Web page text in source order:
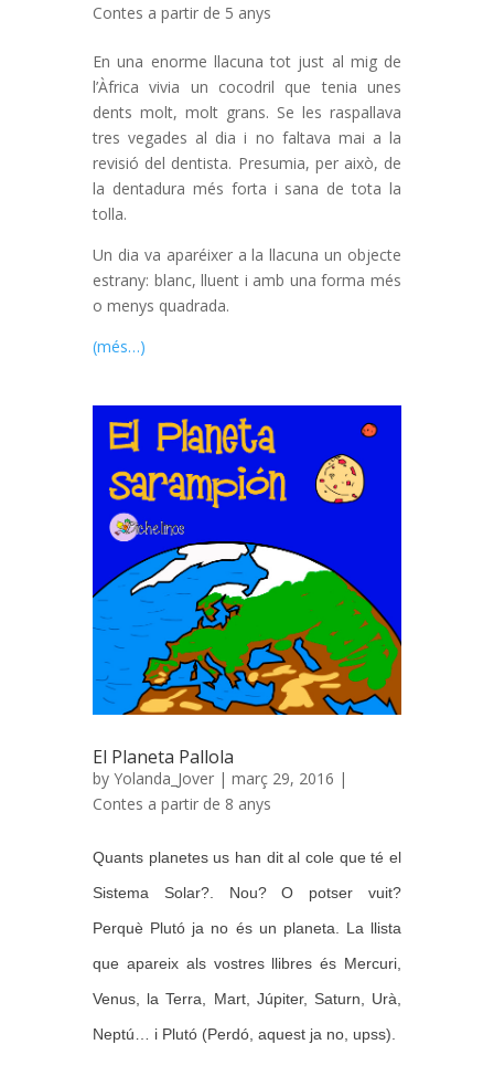
Contes a partir de 5 anys
En una enorme llacuna tot just al mig de
l’Àfrica vivia un cocodril que tenia unes
dents molt, molt grans. Se les raspallava
tres vegades al dia i no faltava mai a la
revisió del dentista. Presumia, per això, de
la dentadura més forta i sana de tota la
tolla.
Un dia va aparéixer a la llacuna un objecte
estrany: blanc, lluent i amb una forma més
o menys quadrada.
(més…)
El Planeta Pallola
by Yolanda_Jover | març 29, 2016 |
Contes a partir de 8 anys
Quants planetes us han dit al cole que té el
Sistema Solar?. Nou? O potser vuit?
Perquè Plutó ja no és un planeta. La llista
que apareix als vostres llibres és Mercuri,
Venus, la Terra, Mart, Júpiter, Saturn, Urà,
Neptú… i Plutó (Perdó, aquest ja no, upss).